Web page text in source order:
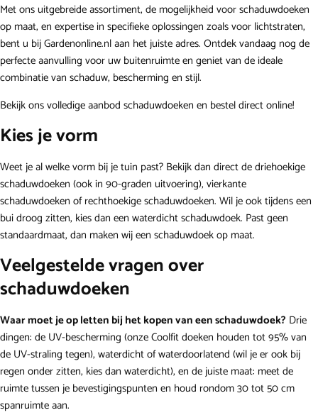
Met ons uitgebreide assortiment, de mogelijkheid voor schaduwdoeken
op maat, en expertise in specifieke oplossingen zoals voor lichtstraten,
bent u bij Gardenonline.nl aan het juiste adres. Ontdek vandaag nog de
perfecte aanvulling voor uw buitenruimte en geniet van de ideale
combinatie van schaduw, bescherming en stijl.
Bekijk ons volledige aanbod schaduwdoeken en bestel direct online!
Kies je vorm
Weet je al welke vorm bij je tuin past? Bekijk dan direct dedriehoekige
schaduwdoeken (ook in 90-graden uitvoering), vierkante
schaduwdoeken ofrechthoekige schaduwdoeken. Wil je ook tijdens een
bui droog zitten, kies dan een waterdicht schaduwdoek. Past geen
standaardmaat, dan maken wij een schaduwdoek op maat.
Veelgestelde vragen over
schaduwdoeken
Waar moet je op letten bij het kopen van een schaduwdoek? Drie
dingen: de UV-bescherming (onze Coolfit doeken houden tot 95% van
de UV-straling tegen), waterdicht of waterdoorlatend (wil je er ook bij
regen onder zitten, kies dan waterdicht), en de juiste maat: meet de
ruimte tussen je bevestigingspunten en houd rondom 30 tot 50 cm
spanruimte aan.